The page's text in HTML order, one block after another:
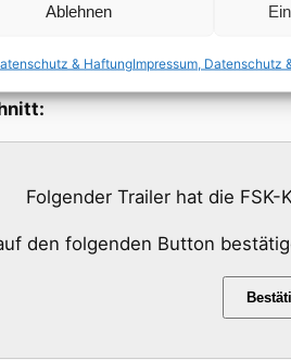
Ablehnen
& HaftungImpressum, Datenschutz
in Deutschland: 02.04.1981
Folgender Trailer hat die FSK-
den folgenden Button